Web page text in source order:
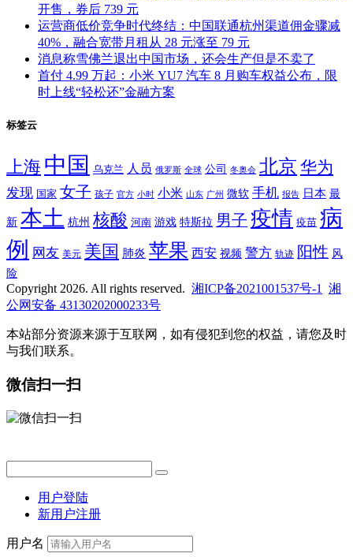
开售，券后 739 元
运营商低价竞争时代终结：中国联通杭州渠道佣金骤减
40%，融合宽带月租从 28 元涨至 79 元
消息称雪佛兰退出中国市场，还会生产但是不卖了
首付 4.99 万起：小米 YU7 汽车 8 月购车权益公布，限
时上线“轻松还”金融方案
标签云
上海 中国 乌克兰 人员 俄罗斯 全球 公司 冬奥会 北京 华为
发现 国家 女子 孩子 官方 小时 小米 山东 广州 微软 手机 报告 日本 最
新 本土 杭州 核酸 河南 游戏 特斯拉 男子 疫情 疫苗 病
例
网友 美元 美国 肺炎 苹果 西安 视频 警方 轨迹 阳性 风
险
Copyright 2026. All rights reserved. 湘ICP备2021001537号-1
湘
公网安备 43130202000233号
本站部分资源来源于互联网，如有侵犯到您的权益，请您及时
与我们联系。
微信扫一扫
用户登陆
新用户注册
用户名